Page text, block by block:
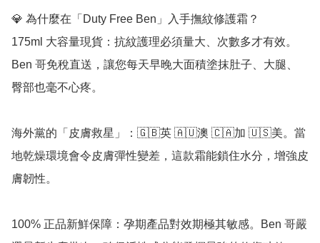
💎 為什麼在「Duty Free Ben」入手撫紋修護霜？
175ml 大容量現貨：抗紋護理必須量大、次數多才有效。
Ben 哥免稅直送，讓您每天早晚大面積塗抹肚子、大腿、
臀部也毫不心疼。
海外黨的「皮膚救星」：🇬🇧英 🇦🇺澳 🇨🇦加 🇺🇸美。當
地乾燥環境會令皮膚彈性變差，這款霜能鎖住水分，增強皮
膚韌性。
100% 正品新鮮保障：孕期產品對效期極其敏感。Ben 哥嚴